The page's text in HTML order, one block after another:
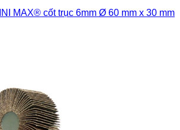
MAX® cốt trục 6mm Ø 60 mm x 30 mm